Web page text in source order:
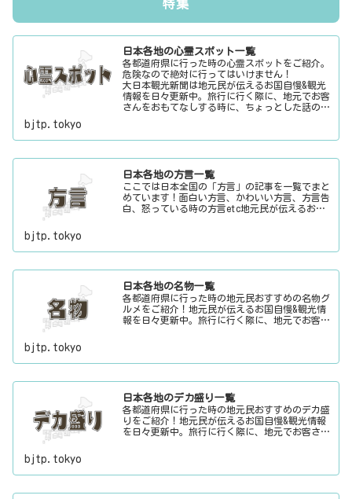
特集
日本各地の心霊スポット一覧
各都道府県に行った時の心霊スポットをご紹介。
危険なので絶対に行ってはいけません！
大日本観光新聞は地元民が伝えるお国自慢&観光
情報を日々更新中。旅行に行く際に、地元でお客
さんをおもてなしする時に、ちょっとした話のネ
bjtp.tokyo
日本各地の方言一覧
ここでは日本全国の「方言」の記事を一覧でまと
めています！面白い方言、かわいい方言、方言告
白、怒っている時の方言etc地元民が伝えるお国
bjtp.tokyo
日本各地の名物一覧
各都道府県に行った時の地元民おすすめの名物グ
ルメをご紹介！地元民が伝えるお国自慢&観光情
報を日々更新中。旅行に行く際に、地元でお客さ
bjtp.tokyo
日本各地のデカ盛り一覧
各都道府県に行った時の地元民おすすめのデカ盛
りをご紹介！地元民が伝えるお国自慢&観光情報
を日々更新中。旅行に行く際に、地元でお客さん
bjtp.tokyo